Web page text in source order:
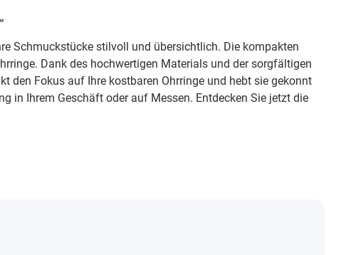
Schmuckstücke stilvoll und übersichtlich. Die kompakten
Dank des hochwertigen Materials und der sorgfältigen
den Fokus auf Ihre kostbaren Ohrringe und hebt sie gekonnt
in Ihrem Geschäft oder auf Messen. Entdecken Sie jetzt die